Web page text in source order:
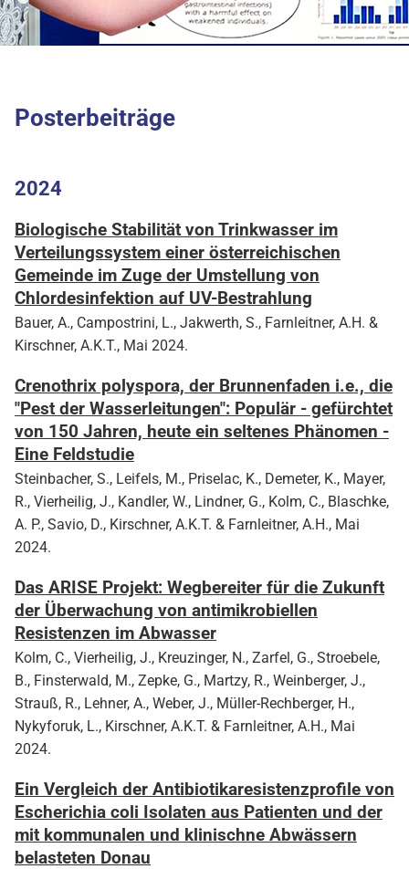
Posterbeiträge
2024
Biologische Stabilität von Trinkwasser im
Verteilungssystem einer österreichischen
Gemeinde im Zuge der Umstellung von
Chlordesinfektion auf UV-Bestrahlung
Bauer, A., Campostrini, L., Jakwerth, S., Farnleitner, A.H. &
Kirschner, A.K.T., Mai 2024.
Crenothrix polyspora, der Brunnenfaden i.e., die
"Pest der Wasserleitungen": Populär - gefürchtet
von 150 Jahren, heute ein seltenes Phänomen -
Eine Feldstudie
Steinbacher, S., Leifels, M., Priselac, K., Demeter, K., Mayer,
R., Vierheilig, J., Kandler, W., Lindner, G., Kolm, C., Blaschke,
A. P., Savio, D., Kirschner, A.K.T. & Farnleitner, A.H., Mai
2024.
Das ARISE Projekt: Wegbereiter für die Zukunft
der Überwachung von antimikrobiellen
Resistenzen im Abwasser
Kolm, C., Vierheilig, J., Kreuzinger, N., Zarfel, G., Stroebele,
B., Finsterwald, M., Zepke, G., Martzy, R., Weinberger, J.,
Strauß, R., Lehner, A., Weber, J., Müller-Rechberger, H.,
Nykyforuk, L., Kirschner, A.K.T. & Farnleitner, A.H., Mai
2024.
Ein Vergleich der Antibiotikaresistenzprofile von
Escherichia coli Isolaten aus Patienten und der
mit kommunalen und klinischne Abwässern
belasteten Donau